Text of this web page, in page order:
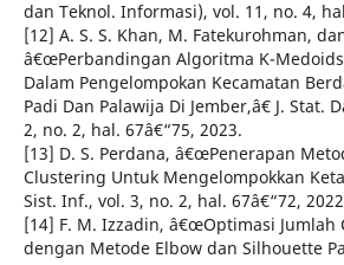
dan Teknol. Informasi), vol. 11, no. 4,
[12] A. S. S. Khan, M. Fatekurohman,
â€œPerbandingan Algoritma K-
Dalam Pengelompokan Kecamatan
Padi Dan Palawija Di Jember,â€ J. Stat.
2, no. 2, hal. 67â€“75, 2023.
[13] D. S. Perdana, â€œPenerapan
Clustering Untuk Mengelompokkan
Sist. Inf., vol. 3, no. 2, hal. 67â€“72,
[14] F. M. Izzadin, â€œOptimasi Jumlah
dengan Metode Elbow dan Silhouette